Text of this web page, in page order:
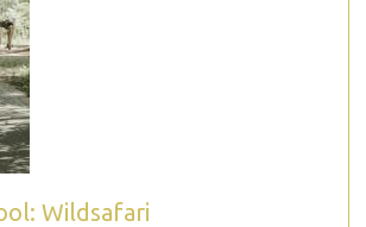
Wildsafari